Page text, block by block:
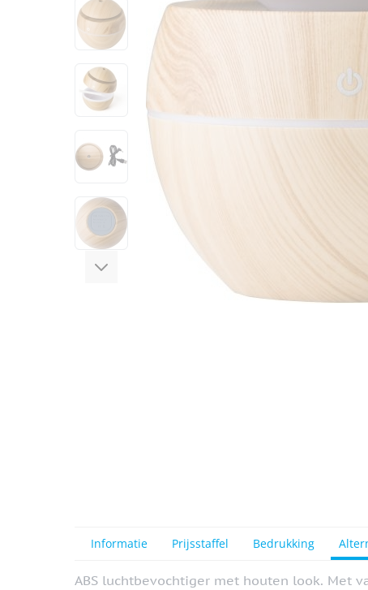
View larger image
View larger image
View larger image
View larger image
View larger image
Informatie Prijsstaffel Bedrukking
ABS luchtbevochtiger met houten look. Met